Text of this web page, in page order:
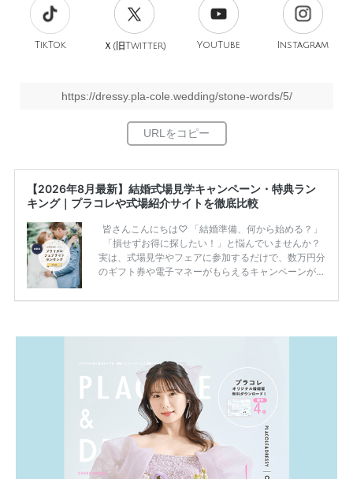
TikTok Ｘ(旧Twitter) YouTube Instagram
https://dressy.pla-cole.wedding/stone-words/5/
【2026年8月最新】結婚式場見学キャンペーン・特典ラン
キング｜プラコレや式場紹介サイトを徹底比較
皆さんこんにちは♡ 「結婚準備、何から始める？」
「損せずお得に探したい！」と悩んでいませんか？
実は、式場見学やフェアに参加するだけで、数万円分
のギフト券や電子マネーがもらえるキャンペーンがあ
ため、比較せずに選ぶと損をしてしまうことも……。
一番お得？」「プラコレの特典は？」といった疑問も
解決します。 まずは診断で候補を絞れる「ウェディ
ング診断」か、体験型 […]続きを読む